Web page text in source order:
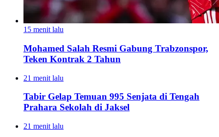
15 menit lalu
Mohamed Salah Resmi Gabung Trabzonspor,
Teken Kontrak 2 Tahun
21 menit lalu
Tabir Gelap Temuan 995 Senjata di Tengah
Prahara Sekolah di Jaksel
21 menit lalu